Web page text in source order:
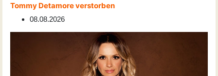
Tommy Detamore verstorben
08.08.2026